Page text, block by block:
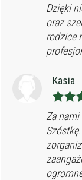
Dzięki
oraz
rodzice
Kasia
Za nami